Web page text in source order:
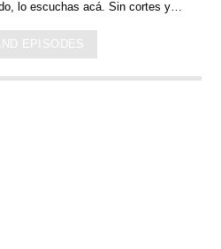
lo escuchas acá. Sin cortes y
EPISODES